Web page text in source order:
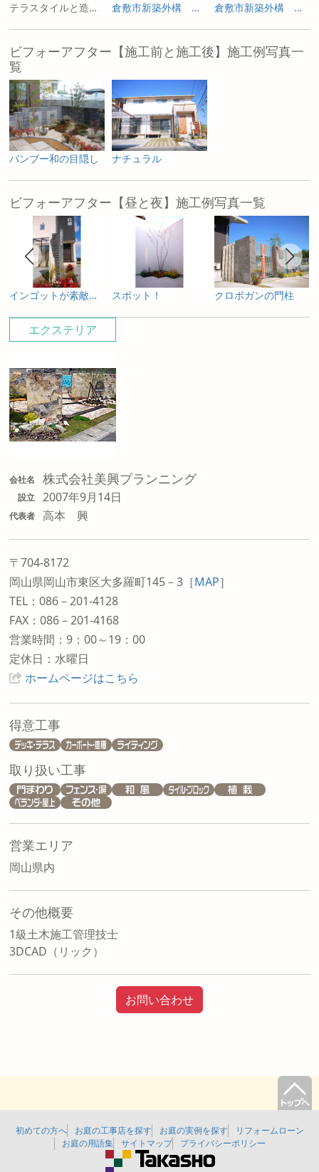
エクステリア
会社名 株式会社美興プランニング
設立 2007年9月14日
代表者 高本 興
〒704-8172
岡山県岡山市東区大多羅町145－3 ［MAP］
TEL：086－201-4128
FAX：086－201-4168
営業時間：9：00～19：00
定休日：水曜日
ホームページはこちら
得意工事
取り扱い工事
営業エリア
岡山県内
その他概要
1級土木施工管理技士
3DCAD（リック）
お問い合わせ
テラスタイルと造作流し 倉敷市新築外構 倉敷市新築外構 ナチュラルテイスト 倉敷市新築外構 N様邸 スタイリッシュナチュラル
ビフォーアフター【施工前と施工後】施工例写真一
覧
バンブー和の目隠し ナチュラル
ビフォーアフター【昼と夜】施工例写真一覧
インゴットが素敵～岡山のエクステリア スポット！ クロボガンの門柱
初めての方へ お庭の工事店を探す お庭の実例を探す
リフォームローン
お庭の用語集
サイトマップ プライバシーポリシー